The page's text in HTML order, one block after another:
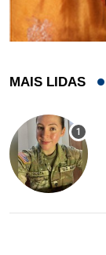
MAIS LIDAS